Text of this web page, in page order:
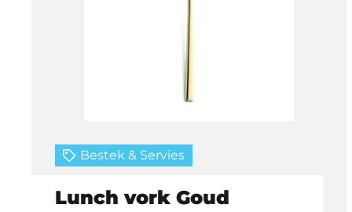
Bestek & Servies
Lunch vork Goud